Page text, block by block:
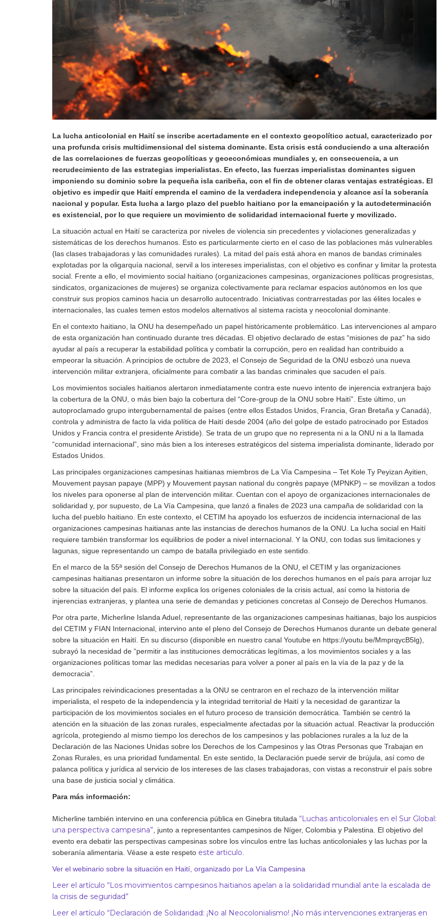
Derecho al
desarrollo
Por país
Bolivia
Brasil
Chile
Colombia
Cuba
Ecuador
España
Francia
Guatemala
Haití
Madagascar
Palestina
Peru
Siria
Turquía
Venezuela
Declaraciones en la
ONU
Conferencias
La lucha anticolonial en Haití se inscribe acertadamente en el contexto geopolítico actual, caracterizado por
una profunda crisis multidimensional del sistema dominante. Esta crisis está conduciendo a una alteración
de las correlaciones de fuerzas geopolíticas y geoeconómicas mundiales y, en consecuencia, a un
recrudecimiento de las estrategias imperialistas. En efecto, las fuerzas imperialistas dominantes siguen
imponiendo su dominio sobre la pequeña isla caribeña, con el fin de obtener claras ventajas estratégicas. El
objetivo es impedir que Haití emprenda el camino de la verdadera independencia y alcance así la soberanía
nacional y popular. Esta lucha a largo plazo del pueblo haitiano por la emancipación y la autodeterminación
es existencial, por lo que requiere un movimiento de solidaridad internacional fuerte y movilizado.
La situación actual en Haití se caracteriza por niveles de violencia sin precedentes y violaciones generalizadas y
sistemáticas de los derechos humanos. Esto es particularmente cierto en el caso de las poblaciones más vulnerables
(las clases trabajadoras y las comunidades rurales). La mitad del país está ahora en manos de bandas criminales
explotadas por la oligarquía nacional, servil a los intereses imperialistas, con el objetivo es confinar y limitar la protesta
social. Frente a ello, el movimiento social haitiano (organizaciones campesinas, organizaciones políticas progresistas,
sindicatos, organizaciones de mujeres) se organiza colectivamente para reclamar espacios autónomos en los que
construir sus propios caminos hacia un desarrollo autocentrado. Iniciativas contrarrestadas por las élites locales e
internacionales, las cuales temen estos modelos alternativos al sistema racista y neocolonial dominante.
En el contexto haitiano, la ONU ha desempeñado un papel históricamente problemático. Las intervenciones al amparo
de esta organización han continuado durante tres décadas. El objetivo declarado de estas “misiones de paz” ha sido
ayudar al país a recuperar la estabilidad política y combatir la corrupción, pero en realidad han contribuido a
empeorar la situación. A principios de octubre de 2023, el Consejo de Seguridad de la ONU esbozó una nueva
intervención militar extranjera, oficialmente para combatir a las bandas criminales que sacuden el país.
Los movimientos sociales haitianos alertaron inmediatamente contra este nuevo intento de injerencia extranjera bajo
la cobertura de la ONU, o más bien bajo la cobertura del “Core-group de la ONU sobre Haití”. Este último, un
autoproclamado grupo intergubernamental de países (entre ellos Estados Unidos, Francia, Gran Bretaña y Canadá),
controla y administra de facto la vida política de Haití desde 2004 (año del golpe de estado patrocinado por Estados
Unidos y Francia contra el presidente Aristide). Se trata de un grupo que no representa ni a la ONU ni a la llamada
“comunidad internacional”, sino más bien a los intereses estratégicos del sistema imperialista dominante, liderado por
Estados Unidos.
Las principales organizaciones campesinas haitianas miembros de La Vía Campesina – Tet Kole Ty Peyizan Ayitien,
Mouvement paysan papaye (MPP) y Mouvement paysan national du congrès papaye (MPNKP) – se movilizan a todos
los niveles para oponerse al plan de intervención militar. Cuentan con el apoyo de organizaciones internacionales de
solidaridad y, por supuesto, de La Vía Campesina, que lanzó a finales de 2023 una campaña de solidaridad con la
lucha del pueblo haitiano. En este contexto, el CETIM ha apoyado los esfuerzos de incidencia internacional de las
organizaciones campesinas haitianas ante las instancias de derechos humanos de la ONU. La lucha social en Haití
requiere también transformar los equilibrios de poder a nivel internacional. Y la ONU, con todas sus limitaciones y
lagunas, sigue representando un campo de batalla privilegiado en este sentido.
En el marco de la 55ª sesión del Consejo de Derechos Humanos de la ONU, el CETIM y las organizaciones
campesinas haitianas presentaron un informe sobre la situación de los derechos humanos en el país para arrojar luz
sobre la situación del país. El informe explica los orígenes coloniales de la crisis actual, así como la historia de
injerencias extranjeras, y plantea una serie de demandas y peticiones concretas al Consejo de Derechos Humanos.
Por otra parte, Micherline Islanda Aduel, representante de las organizaciones campesinas haitianas, bajo los auspicios
del CETIM y FIAN Internacional, intervino ante el pleno del Consejo de Derechos Humanos durante un debate general
sobre la situación en Haití. En su discurso (disponible en nuestro canal Youtube en https://youtu.be/MmprqycB5lg),
subrayó la necesidad de “permitir a las instituciones democráticas legítimas, a los movimientos sociales y a las
organizaciones políticas tomar las medidas necesarias para volver a poner al país en la vía de la paz y de la
democracia”.
Las principales reivindicaciones presentadas a la ONU se centraron en el rechazo de la intervención militar
imperialista, el respeto de la independencia y la integridad territorial de Haití y la necesidad de garantizar la
participación de los movimientos sociales en el futuro proceso de transición democrática. También se centró la
atención en la situación de las zonas rurales, especialmente afectadas por la situación actual. Reactivar la producción
agrícola, protegiendo al mismo tiempo los derechos de los campesinos y las poblaciones rurales a la luz de la
Declaración de las Naciones Unidas sobre los Derechos de los Campesinos y las Otras Personas que Trabajan en
Zonas Rurales, es una prioridad fundamental. En este sentido, la Declaración puede servir de brújula, así como de
palanca política y jurídica al servicio de los intereses de las clases trabajadoras, con vistas a reconstruir el país sobre
una base de justicia social y climática.
Para más información:
Micherline también intervino en una conferencia pública en Ginebra titulada “Luchas anticoloniales en el Sur Global:
una perspectiva campesina” , junto a representantes campesinos de Níger, Colombia y Palestina. El objetivo del
evento era debatir las perspectivas campesinas sobre los vínculos entre las luchas anticoloniales y las luchas por la
soberanía alimentaria. Véase a este respeto este articulo
Ver el webinario sobre la situación en Haití, organizado por La Vía Campesina
Leer el artículo “Los movimientos campesinos haitianos apelan a la solidaridad mundial ante la escalada de
la crisis de seguridad”
Leer el artículo “Declaración de Solidaridad: ¡No al Neocolonialismo! ¡No más intervenciones extranjeras en